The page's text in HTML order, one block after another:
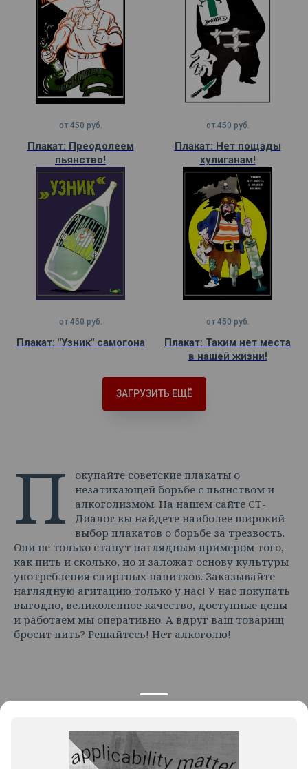
от 450 руб.
Плакат: Преодолеем
пьянство!
от 450 руб.
Плакат: Нет пощады
хулиганам!
от 450 руб.
Плакат: "Узник" самогона
от 450 руб.
Плакат: Таким нет места
в нашей жизни!
ЗАГРУЗИТЬ ЕЩЁ
П
окупайте советские плакаты о
незатихающей борьбе с пьянством и
алкоголизмом. На нашем сайте СТ-
Диалог вы найдете наиболее широкий
выбор плакатов о борьбе за трезвость.
Они не только станут наглядным примером того,
как пить и сколько, но и заложат основу культуры
употребления спиртных напитков. Заказывайте
наглядную агитацию только у нас! У нас покупать
выгодно, великолепное качество, доступные цены
и работаем мы оперативно. А вдруг ваш товарищ
бросит пить? Решайтесь! Нет алкоголю!
ПРОДУКЦИЯ